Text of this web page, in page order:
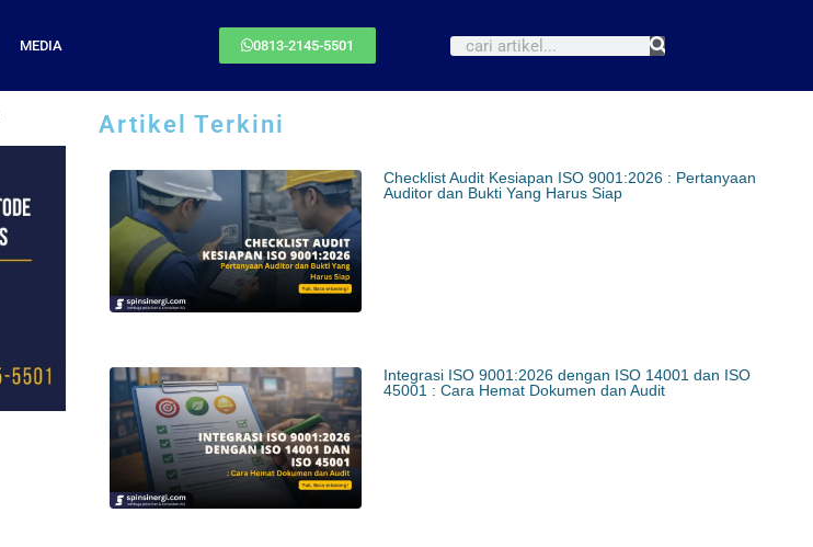
MEDIA 0813-2145-5501
Artikel Terkini
Checklist Audit Kesiapan ISO 9001:2026 : Pertanyaan
Auditor dan Bukti Yang Harus Siap
Integrasi ISO 9001:2026 dengan ISO 14001 dan ISO
45001 : Cara Hemat Dokumen dan Audit